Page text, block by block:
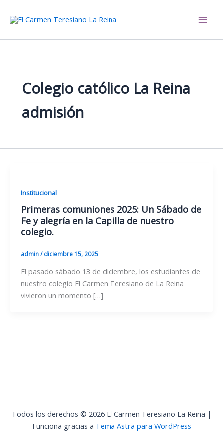
Colegio católico La Reina
admisión
Institucional
Primeras comuniones 2025: Un Sábado de
Fe y alegría en la Capilla de nuestro
colegio.
admin/diciembre 15, 2025
El pasado sábado 13 de diciembre, los estudiantes de
nuestro colegio El Carmen Teresiano de La Reina
vivieron un momento […]
Todos los derechos © 2026 El Carmen Teresiano La Reina |
Funciona gracias a Tema Astra para WordPress